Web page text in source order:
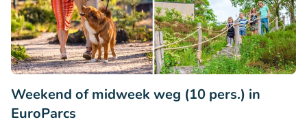
Weekend of midweek weg (10 pers.) in
EuroParcs